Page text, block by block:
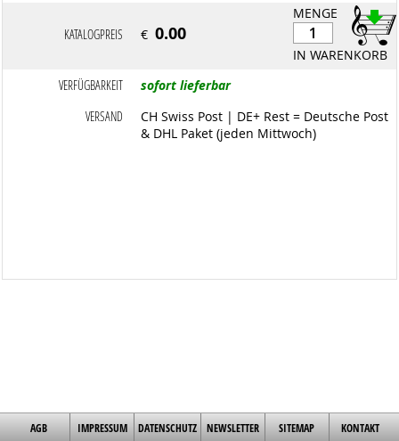
MENGE
IN WARENKORB
KATALOGPREIS €0.00
VERFÜGBARKEIT
sofort lieferbar
VERSAND
CH Swiss Post | DE+ Rest = Deutsche Post
& DHL Paket (jeden Mittwoch)
AGB IMPRESSUM DATENSCHUTZ NEWSLETTER SITEMAP KONTAKT